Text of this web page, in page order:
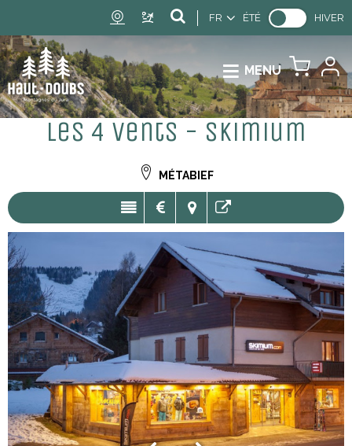
FR ÉTÉ HIVER
MENU
Les 4 vents - Skimium
MÉTABIEF